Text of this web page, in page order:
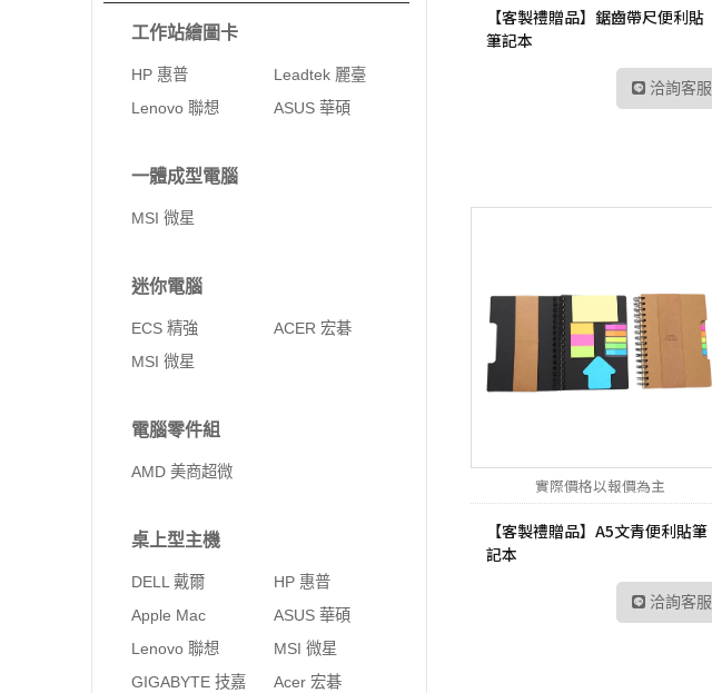
工作站繪圖卡
HP 惠普
Leadtek 麗臺
Lenovo 聯想
ASUS 華碩
一體成型電腦
MSI 微星
迷你電腦
ECS 精強
ACER 宏碁
MSI 微星
電腦零件組
AMD 美商超微
桌上型主機
DELL 戴爾
HP 惠普
Apple Mac
ASUS 華碩
Lenovo 聯想
MSI 微星
GIGABYTE 技嘉
Acer 宏碁
【客製禮贈品】鋸齒帶尺便利貼
筆記本
洽詢客服
實際價格以報價為主
【客製禮贈品】A5文青 便利貼筆
記本
洽詢客服